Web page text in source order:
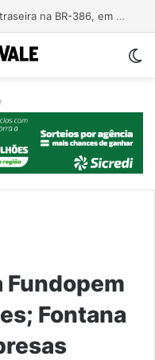
Motociclista morre após colisão traseira na BR-386, em Triunfo
Fundopem
Fontana